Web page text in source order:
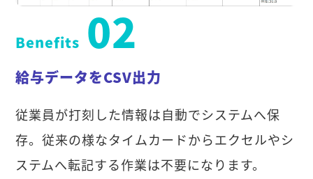
Benefits 02
給与データをCSV出力
従業員が打刻した情報は自動でシステムへ保
存。従来の様なタイムカードからエクセルやシ
ステムへ転記する作業は不要になります。